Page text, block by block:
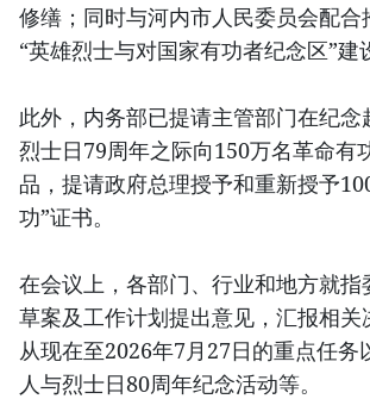
修缮；同时与河内市人民委员会配合
“英雄烈士与对国家有功者纪念区”建
此外，内务部已提请主管部门在纪
烈士日79周年之际向150万名革命有
品，提请政府总理授予和重新授予
功”证书。
在会议上，各部门、行业和地方就指
草案及工作计划提出意见，汇报相关
从现在至2026年7月27日的重点任务
人与烈士日80周年纪念活动等。